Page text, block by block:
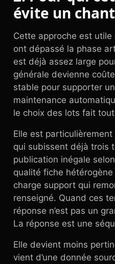
évite un
Cette approche est
ont dépassé la phase
est déjà assez large
générale devienne
stable pour supporter
maintenance
le choix des lots fait
Elle est
qui subissent déjà trois
publication inégale
qualité fiche
charge support qui
renseigné. Quand ces
réponse n’est pas un
La réponse est une
Elle devient moins
vient d’une donnée